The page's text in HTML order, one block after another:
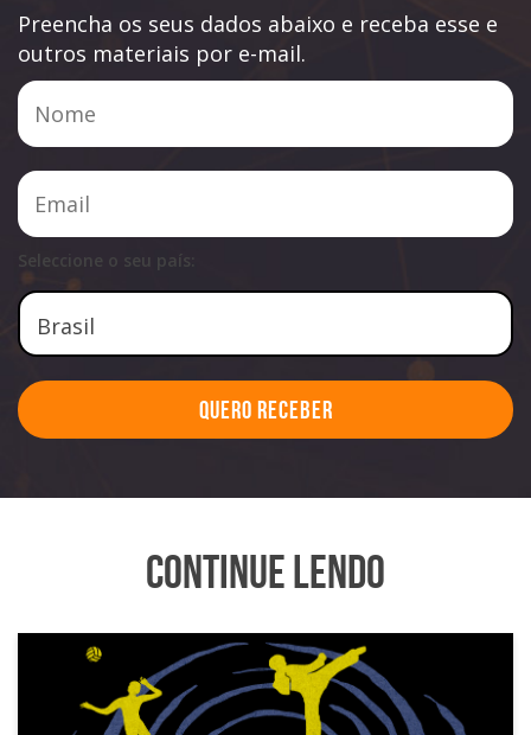
Preencha os seus dados abaixo e receba esse e
outros materiais por e-mail.
Seleccione o seu país:
Quero Receber
Continue Lendo